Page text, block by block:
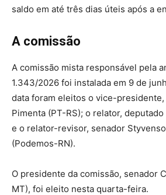
saldo em até três dias úteis após a
A comissão
A comissão mista responsável pela
1.343/2026 foi instalada em 9 de
data foram eleitos o vice-
Pimenta (PT-RS); o relator, deputado
e o relator-revisor, senador
(Podemos-RN).
O presidente da comissão, senador
MT), foi eleito nesta quarta-feira.